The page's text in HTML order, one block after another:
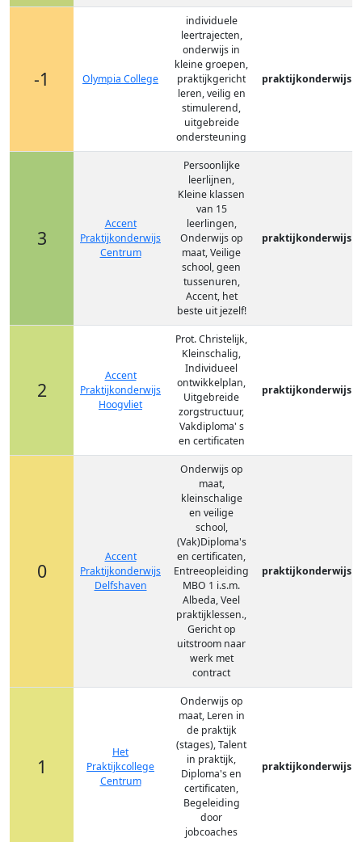
-1 Olympia College
individuele
leertrajecten,
onderwijs in
kleine groepen,
praktijkgericht
leren, veilig en
stimulerend,
uitgebreide
ondersteuning
praktijkonderwijs
3
Accent
Praktijkonderwijs
Centrum
Persoonlijke
leerlijnen,
Kleine klassen
van 15
leerlingen,
Onderwijs op
maat, Veilige
school, geen
tussenuren,
Accent, het
beste uit jezelf!
praktijkonderwijs
2
Accent
Praktijkonderwijs
Hoogvliet
Prot. Christelijk,
Kleinschalig,
Individueel
ontwikkelplan,
Uitgebreide
zorgstructuur,
Vakdiploma' s
en certificaten
praktijkonderwijs
0
Accent
Praktijkonderwijs
Delfshaven
Onderwijs op
maat,
kleinschalige
en veilige
school,
(Vak)Diploma's
en certificaten,
Entreeopleiding
MBO 1 i.s.m.
Albeda, Veel
praktijklessen.,
Gericht op
uitstroom naar
werk met
contract
praktijkonderwijs
1
Het
Praktijkcollege
Centrum
Onderwijs op
maat, Leren in
de praktijk
(stages), Talent
in praktijk,
Diploma's en
certificaten,
Begeleiding
door
jobcoaches
praktijkonderwijs